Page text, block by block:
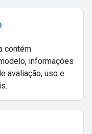
contém
informações
avaliação, uso e